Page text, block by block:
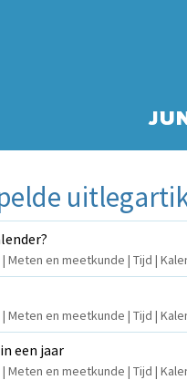
Meten en meetkunde | Tijd |
Meten en meetkunde | Tijd |
een jaar
Meten en meetkunde | Tijd |